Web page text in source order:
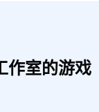
作室的游戏